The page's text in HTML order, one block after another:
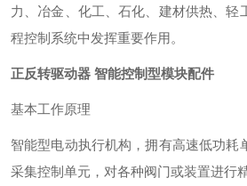
力、冶金、化工、石化、建材供热、轻
程控制系统中发挥重要作用。
正反转驱动器 智能控制型模块配件
基本工作原理
智能型电动执行机构，拥有高速低功耗
采集控制单元，对各种阀门或装置进行